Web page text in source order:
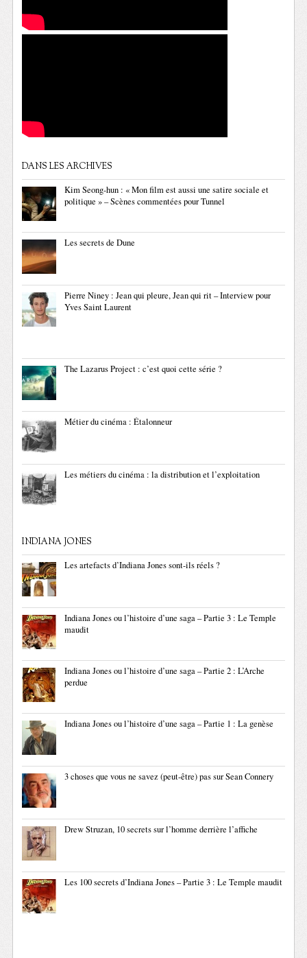
DANS LES ARCHIVES
Kim Seong-hun : « Mon film est aussi une satire sociale et
politique » – Scènes commentées pour Tunnel
Les secrets de Dune
Pierre Niney : Jean qui pleure, Jean qui rit – Interview pour
Yves Saint Laurent
The Lazarus Project : c’est quoi cette série ?
Métier du cinéma : Étalonneur
Les métiers du cinéma : la distribution et l’exploitation
INDIANA JONES
Les artefacts d’Indiana Jones sont-ils réels ?
Indiana Jones ou l’histoire d’une saga – Partie 3 : Le Temple
maudit
Indiana Jones ou l’histoire d’une saga – Partie 2 : L’Arche
perdue
Indiana Jones ou l’histoire d’une saga – Partie 1 : La genèse
3 choses que vous ne savez (peut-être) pas sur Sean Connery
Drew Struzan, 10 secrets sur l’homme derrière l’affiche
Les 100 secrets d’Indiana Jones – Partie 3 : Le Temple maudit